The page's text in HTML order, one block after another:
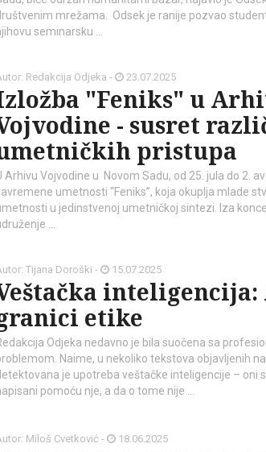
mrežama. Odsek je ranije pozvao
seminarsku …
Redakcija Odjeka - 23.07.2025
"Feniks" u
- susret
pristupa
Arhivu Vojvodine u Novom Sadu, od 25. jula do 2.
umetnosti “Feniks”, koja okuplja mlade
u jedinstvenoj umetničkoj sintezi. Iza
…
Tijana Doroški - 15.07.2025
etike
Odjeka nedavno je bila suočena sa
Naime, u nekoliko tekstova objavljenih
je upotreba veštačke inteligencije – oni
pomoću nje, a da o tome nije …
Miloš Cvetković - 18.06.2025